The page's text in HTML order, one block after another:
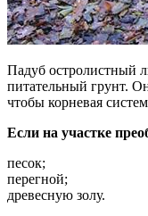
Падуб остролистный
питательный грунт.
чтобы корневая
Если на участке
песок;
перегной;
древесную золу.